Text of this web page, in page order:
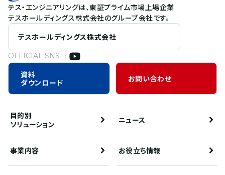
テス・エンジニアリングは、東証プライム市場上場企業
テスホールディングス株式会社のグループ会社です。
テスホールディングス株式会社
OFFICIAL SNS ：
資料
ダウンロード
お問い合わせ
目的別
ソリューション
ニュース
事業内容 お役立ち情報